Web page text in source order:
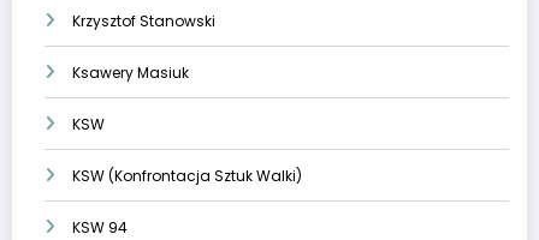
Krzysztof Stanowski
Ksawery Masiuk
KSW
KSW (Konfrontacja Sztuk Walki)
KSW 94